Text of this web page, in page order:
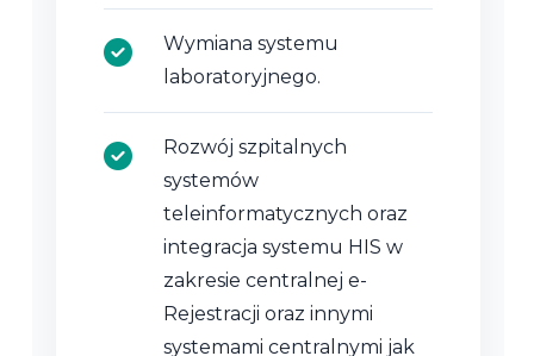
Wymiana systemu
laboratoryjnego.
Rozwój szpitalnych
systemów
teleinformatycznych oraz
integracja systemu HIS w
zakresie centralnej e-
Rejestracji oraz innymi
systemami centralnymi jak